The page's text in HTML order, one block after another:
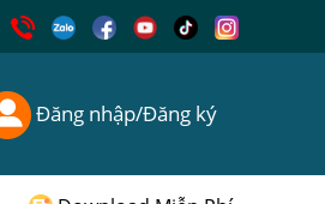
Đăng nhập/Đăng ký